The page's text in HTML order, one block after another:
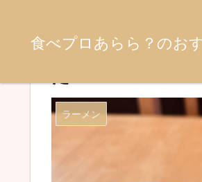
食べプロあらら？のお
長野市「あつ美
ラーメン